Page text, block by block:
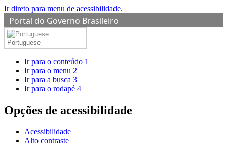
Ir direto para menu de acessibilidade.
Portal do Governo Brasileiro
Portuguese
Ir para o conteúdo 1
Ir para o menu 2
Ir para a busca 3
Ir para o rodapé 4
Opções de acessibilidade
Acessibilidade
Alto contraste